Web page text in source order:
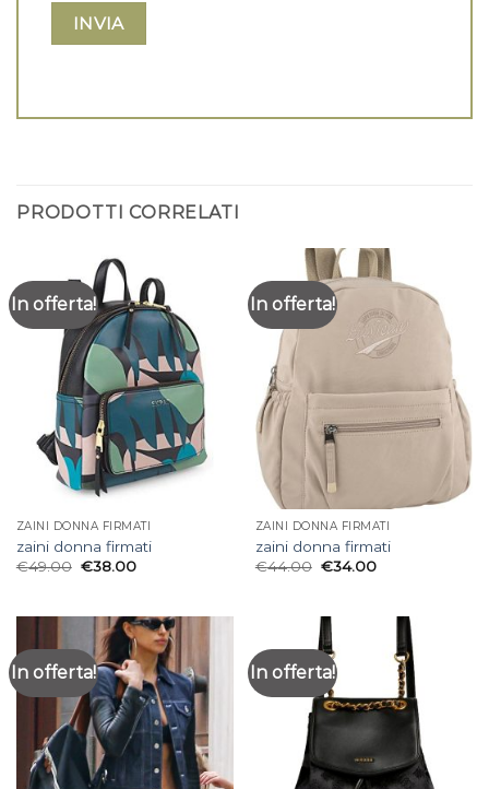
PRODOTTI CORRELATI
In offerta!
ZAINI DONNA FIRMATI
zaini donna firmati
€49.00 €38.00
In offerta!
ZAINI DONNA FIRMATI
zaini donna firmati
€44.00 €34.00
In offerta! In offerta!